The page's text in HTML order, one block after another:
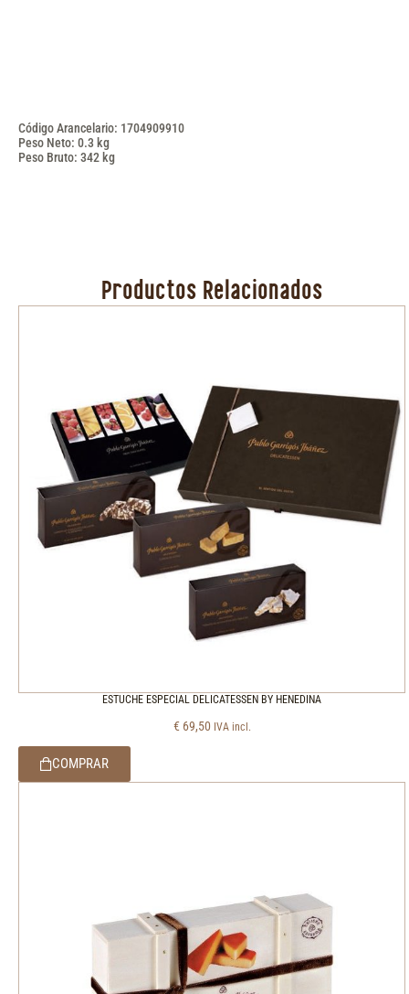
Código Arancelario: 1704909910
Peso Neto: 0.3 kg
Peso Bruto: 342 kg
Productos Relacionados
ESTUCHE ESPECIAL DELICATESSEN BY HENEDINA
€ 69,50 IVA incl.
COMPRAR